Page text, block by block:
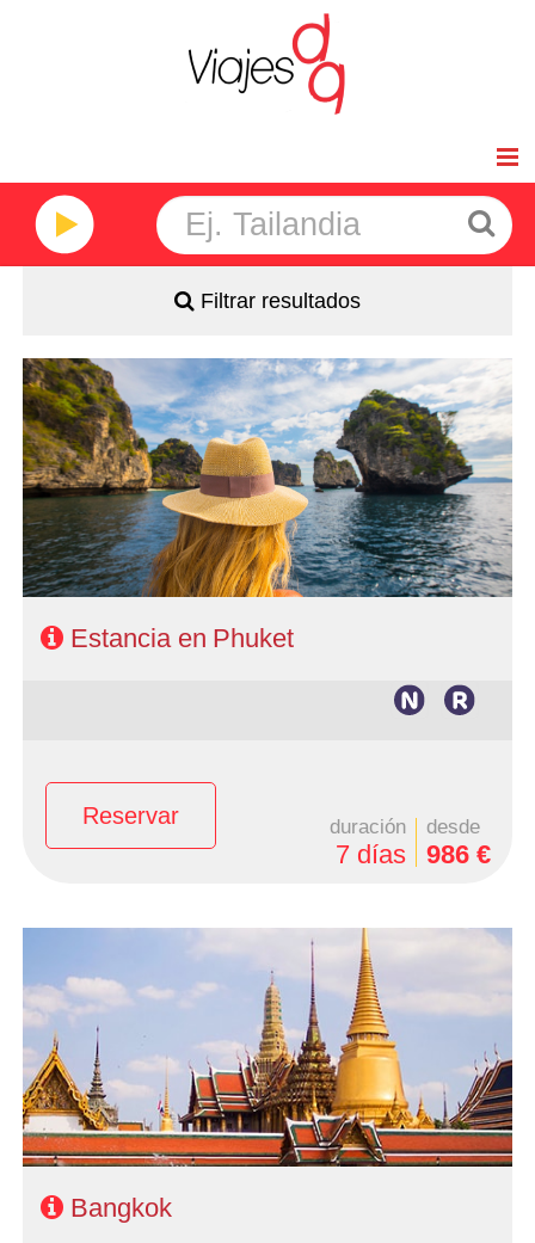
Inicio
Viajes de Novios
América
Asia
Oceanía
Ofertas Larga distancia
Filtrar resultados
Características
- Salidas: Diarias
- Ruta: 5 noches Phuket (ampliables)
- Categoría hotelera y régimen: A elección del cliente
Estancia en Phuket
Reservar duración
7 días
desde
986 €
- Ruta: 3 noches Bangkok (ampliables)
- Categoría hotelera: A elección del cliente
- Régimen: Alojamiento y desayuno
Bangkok